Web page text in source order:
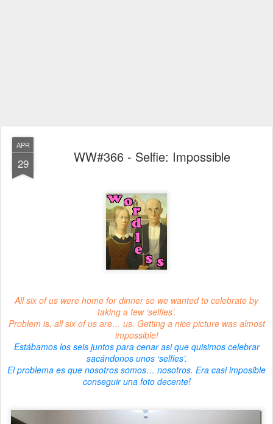
APR
29 WW#366 - Selfie: Impossible
All six of us were home for dinner so we wanted to celebrate by
taking a few ‘selfies’.
Problem is, all six of us are… us. Getting a nice picture was almost
impossible!
Estábamos los seis juntos para cenar asi que quisimos celebrar
sacándonos unos ‘selfies’.
El problema es que nosotros somos… nosotros. Era casi imposible
conseguir una foto decente!